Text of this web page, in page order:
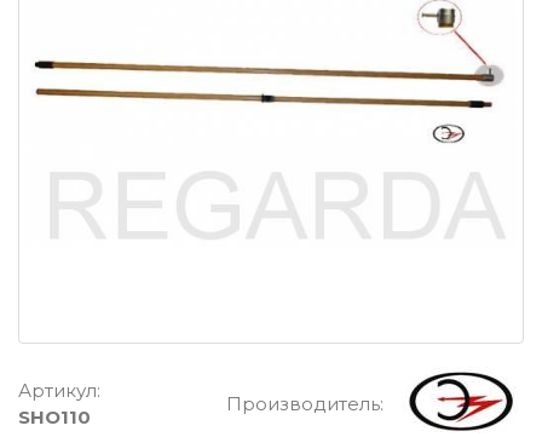
Артикул:
SHO110
Производитель: